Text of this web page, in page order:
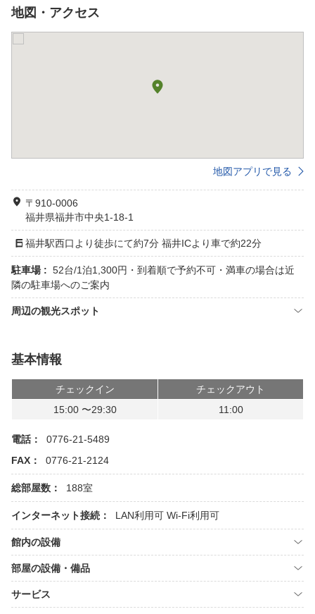
地図・アクセス
地図アプリで見る
〒910-0006
福井県福井市中央1-18-1
福井駅西口より徒歩にて約7分 福井ICより車で約22分
駐車場 : 52台/1泊1,300円・到着順で予約不可・満車の場合は近
隣の駐車場へのご案内
周辺の観光スポット
基本情報
チェックイン
チェックアウト
15:00 〜29:30
11:00
電話：
0776-21-5489
FAX：
0776-21-2124
総部屋数： 188室
インターネット接続： LAN利用可 Wi-Fi利用可
館内の設備
部屋の設備・備品
サービス